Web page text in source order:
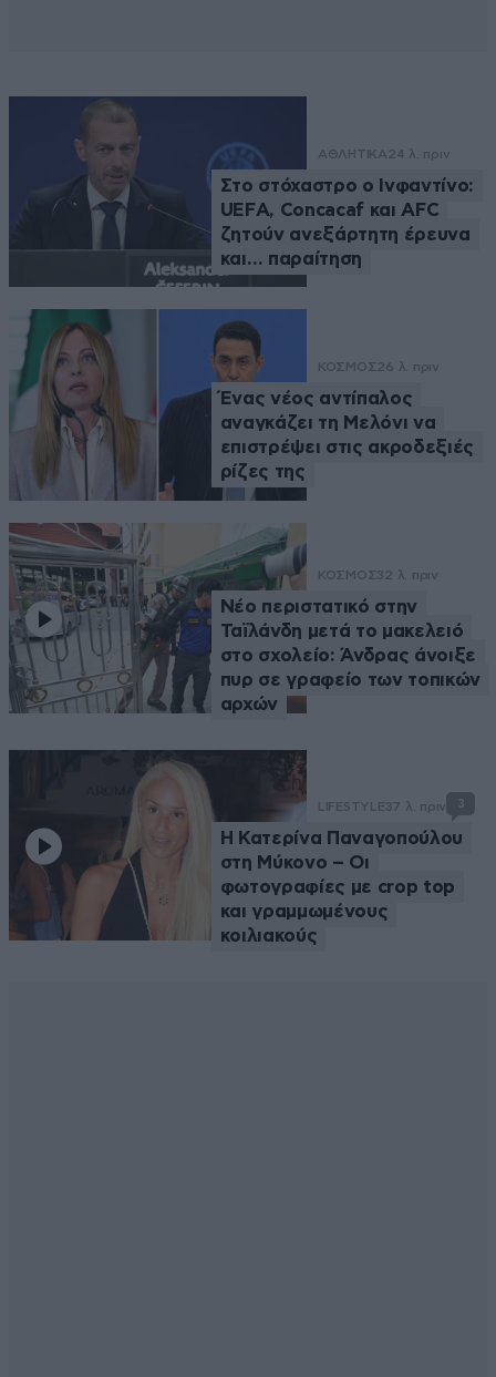
ΑΘΛΗΤΙΚΑ 24 λ. πριν
Στο στόχαστρο ο Ινφαντίνο:
UEFA, Concacaf και AFC
ζητούν ανεξάρτητη έρευνα
και… παραίτηση
ΚΟΣΜΟΣ26 λ. πριν
Ένας νέος αντίπαλος
αναγκάζει τη Μελόνι να
επιστρέψει στις ακροδεξιές
ρίζες της
ΚΟΣΜΟΣ32 λ. πριν
Νέο περιστατικό στην
Ταϊλάνδη μετά το μακελειό
στο σχολείο: Άνδρας άνοιξε
πυρ σε γραφείο των τοπικών
αρχών
LIFESTYLE37 λ. πριν 3
Η Κατερίνα Παναγοπούλου
στη Μύκονο – Οι
φωτογραφίες με crop top
και γραμμωμένους
κοιλιακούς